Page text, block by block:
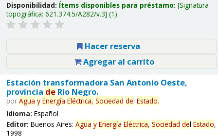
Disponibilidad: Ítems disponibles para préstamo: Signatura
topográfica: 621.374.5/A282/v.3 (1).
Hacer reserva
Agregar al carrito
Estación transformadora San Antonio Oeste,
provincia deRío Negro.
por Agua y Energía Eléctrica, Sociedad del Estado.
Idioma: Español
Editor: Buenos Aires: Agua y Energía Eléctrica, Sociedad del Estado,
1998